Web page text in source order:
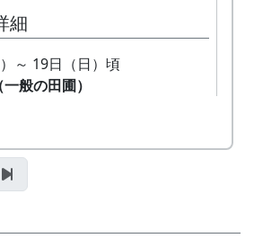
細
～ 19日（日）頃
般の田圃）
まま乾燥機に放り込みます。
の稲刈り
天日干しにします。脱穀はもっ